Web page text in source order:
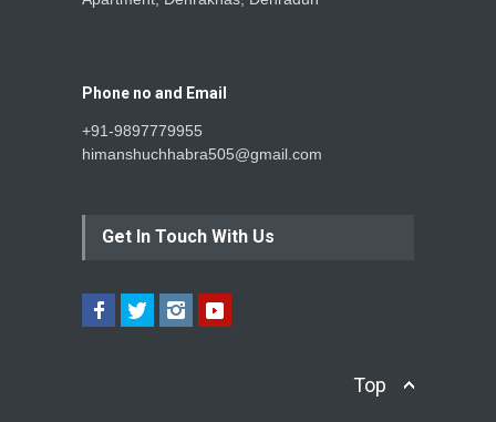
Phone no and Email
+91-9897779955
himanshuchhabra505@gmail.com
Get In Touch With Us
Top